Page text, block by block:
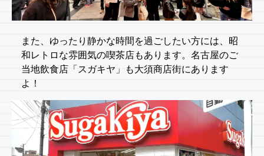
また、ゆったり静かな時間を過ごしたい方には、昭
和レトロな雰囲気の喫茶店もあります。名古屋のご
当地飲食店「スガキヤ」も大須商店街にあります
よ！